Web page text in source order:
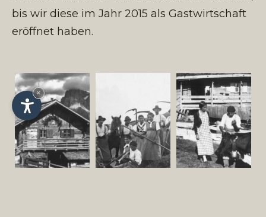
bis wir diese im Jahr 2015 als Gastwirtschaft
eröffnet haben.
×